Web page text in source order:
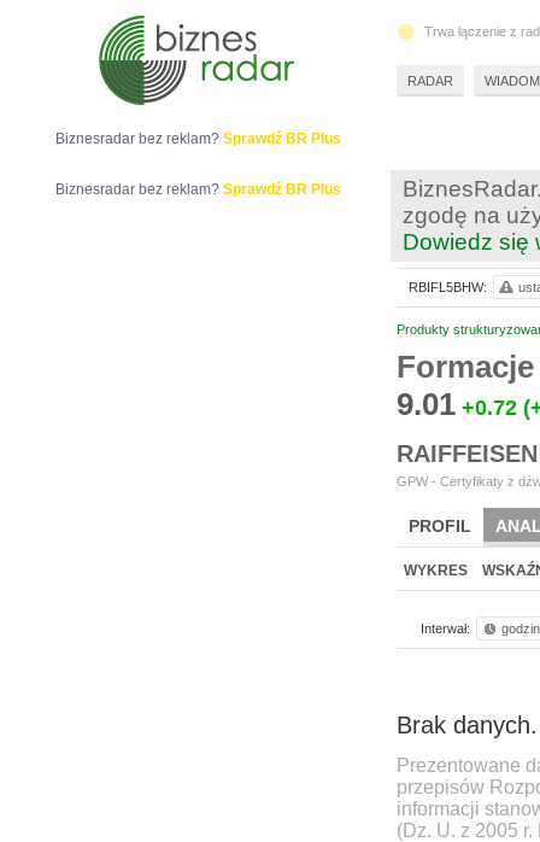
zgodę na
Dowiedz się
Produkty
9.01 +0.72
GPW - Certyfikaty z
PROFIL
WYKRES
Interwał:
Brak danych.
Prezentowane
przepisów
informacji
(Dz. U. z 2005
RBIFL5BHW:
Biznesradar bez reklam? Sprawdź BR Plus
Biznesradar bez reklam? Sprawdź BR Plus
Trwa łączenie z
RADAR